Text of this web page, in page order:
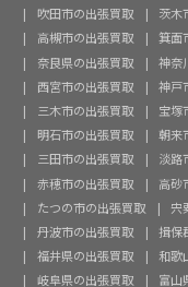
吹田市の出張買取
茨木
高槻市の出張買取
箕面
奈良県の出張買取
神奈
西宮市の出張買取
神戸
三木市の出張買取
宝塚
明石市の出張買取
朝来
三田市の出張買取
淡路
赤穂市の出張買取
高砂
たつの市の出張買取
宍
丹波市の出張買取
揖保
福井県の出張買取
和歌
岐阜県の出張買取
富山